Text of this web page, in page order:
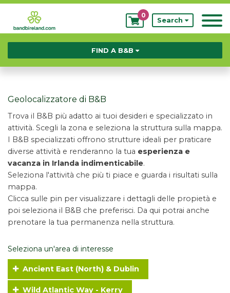
My
Bookings
0
Search
FIND A B&B
Geolocalizzatore di B&B
Trova il B&B più adatto ai tuoi desideri e specializzato in
attività. Scegli la zona e seleziona la struttura sulla mappa.
I B&B specializzati offrono strutture ideali per praticare
diverse attività e renderanno la tua esperienza e
vacanza in Irlanda indimenticabile.
Seleziona l'attività che più ti piace e guarda i risultati sulla
mappa.
Clicca sulle pin per visualizzare i dettagli delle propietà e
poi seleziona il B&B che preferisci. Da qui potrai anche
prenotare la tua permanenza nella struttura.
Seleziona un'area di interesse
Ancient East (North) & Dublin
Wild Atlantic Way - Kerry